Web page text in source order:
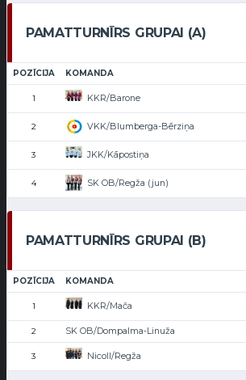
PAMATTURNĪRS GRUPAI (A)
POZĪCIJA KOMANDA
1 KKR/Barone
2 VKK/Blumberga-Bērziņa
3 JKK/Kāpostiņa
4 SK OB/Regža (jun)
PAMATTURNĪRS GRUPAI (B)
POZĪCIJA KOMANDA
1 KKR/Mača
2 SK OB/Dompalma-Linuža
3 Nicoll/Regža